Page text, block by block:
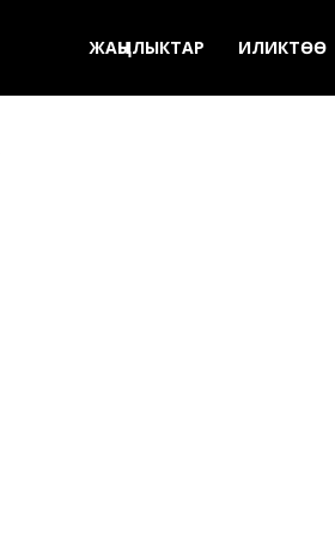
ЖАҢЫЛЫКТАР ИЛИКТӨӨ